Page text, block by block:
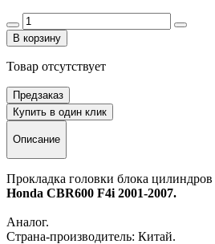
В корзину
Товар отсутствует
Предзаказ
Купить в один клик
Описание
Прокладка головки блока
Honda CBR600 F4i 2001-2007.
Аналог.
Страна-производитель: Китай.